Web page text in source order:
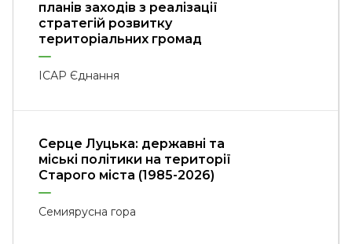
планів заходів з реалізації
стратегій розвитку
територіальних громад
ІСАР Єднання
Серце Луцька: державні та
міські політики на території
Старого міста (1985-2026)
Семиярусна гора